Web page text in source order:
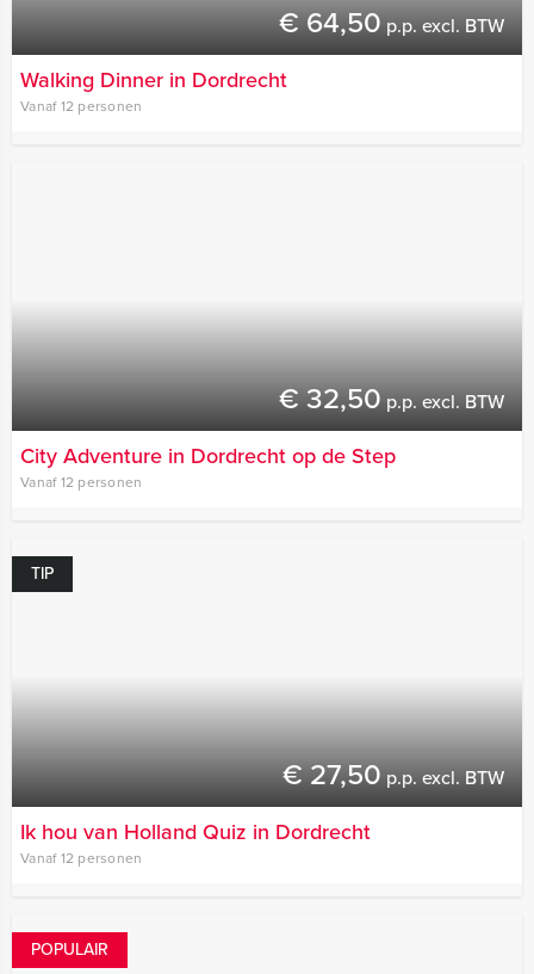
€ 64,50 p.p. excl. BTW
Walking Dinner in Dordrecht
Vanaf 12 personen
€ 32,50 p.p. excl. BTW
City Adventure in Dordrecht op de Step
Vanaf 12 personen
TIP
€ 27,50 p.p. excl. BTW
Ik hou van Holland Quiz in Dordrecht
Vanaf 12 personen
POPULAIR